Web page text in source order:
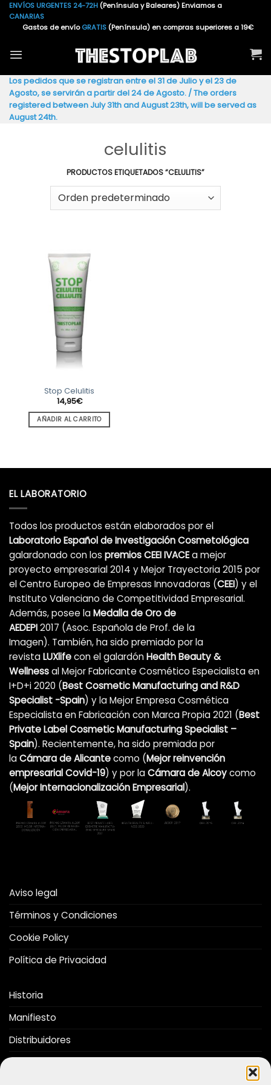
Saltar
ENVÍOS URGENTES 24-72H (Península y Baleares) Enviamos a
CANARIAS
Gastos de envíoGRATIS(Península) en compras superiores a 19€
Los pedidos que se registran entre el 31 de Julio y el 23 de
Agosto, se servirán a partir del 24 de Agosto. / The orders
registered between July 31th and August 23th, will be served as
August 24th.
celulitis
PRODUCTOS ETIQUETADOS “CELULITIS”
Stop Celulitis
14,95€
AÑADIR AL CARRITO
EL LABORATORIO
Todos los productos están elaborados por el
Laboratorio Español de Investigación Cosmetológica
galardonado con los premios CEEI IVACEa mejor
proyecto empresarial 2014 y Mejor Trayectoria 2015 por
el Centro Europeo de Empresas Innovadoras (CEEI) y el
Instituto Valenciano de Competitividad Empresarial.
Además, posee laMedalla de Oro de
AEDEPI2017 (Asoc. Española de Prof. de la
Imagen). También, ha sido premiado por la
revistaLUXlifecon el galardónHealth Beauty &
Wellnessal Mejor Fabricante Cosmético Especialista en
I+D+i 2020 (Best Cosmetic Manufacturing and R&D
Specialist -Spain) y la Mejor Empresa Cosmética
Especialista en Fabricación con Marca Propia 2021 (Best
Private Label Cosmetic Manufacturing Specialist –
Spain). Recientemente, ha sido premiada por
laCámara de Alicantecomo (Mejor reinvención
empresarial Covid-19) y por laCámara de Alcoycomo
(Mejor Internacionalización Empresarial).
Aviso legal
Términos y Condiciones
Cookie Policy
Política de Privacidad
Historia
Manifiesto
Distribuidores